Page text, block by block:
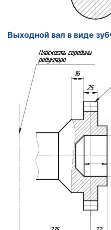
Выходной вал в виде